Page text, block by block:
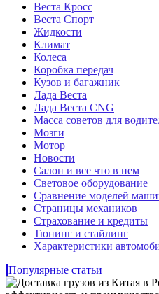
Веста Кросс
Веста Спорт
Жидкости
Климат
Колеса
Коробка передач
Кузов и багажник
Лада Веста
Лада Веста CNG
Масса советов для
Мозги
Мотор
Новости
Салон и все что в нем
Световое оборудование
Сравнение моделей
Страницы механиков
Страхование и кредиты
Тюнинг и стайлинг
Характеристики
Популярные статьи